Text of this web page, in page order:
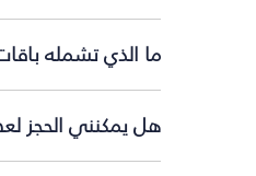
ما الذي تشمله
هل يمكنني الحجز